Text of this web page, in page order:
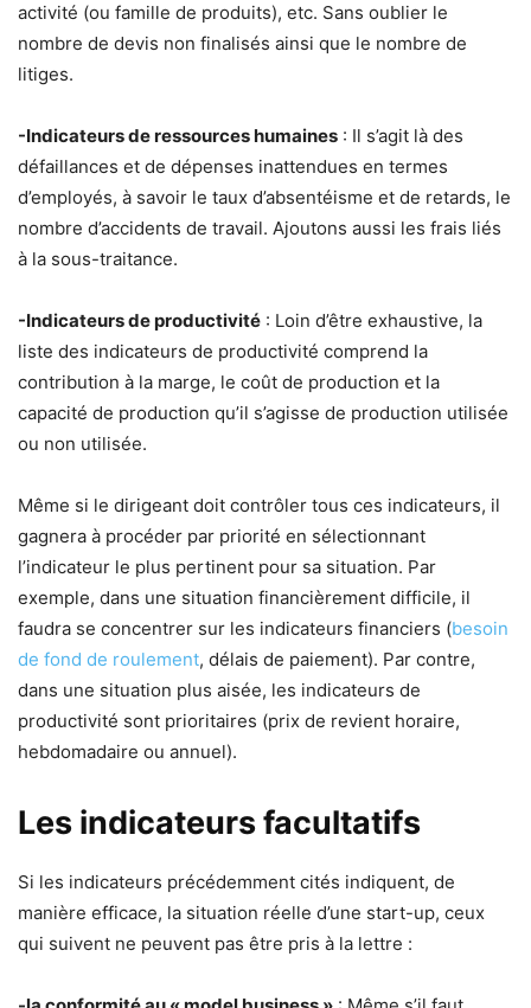
activité (ou famille de produits), etc. Sans oublier le
nombre de devis non finalisés ainsi que le nombre de
litiges.
-Indicateurs de ressources humaines : Il s’agit là des
défaillances et de dépenses inattendues en termes
d’employés, à savoir le taux d’absentéisme et de retards, le
nombre d’accidents de travail. Ajoutons aussi les frais liés
à la sous-traitance.
-Indicateurs de productivité : Loin d’être exhaustive, la
liste des indicateurs de productivité comprend la
contribution à la marge, le coût de production et la
capacité de production qu’il s’agisse de production utilisée
ou non utilisée.
Même si le dirigeant doit contrôler tous ces indicateurs, il
gagnera à procéder par priorité en sélectionnant
l’indicateur le plus pertinent pour sa situation. Par
exemple, dans une situation financièrement difficile, il
faudra se concentrer sur les indicateurs financiers (besoin
de fond de roulement, délais de paiement). Par contre,
dans une situation plus aisée, les indicateurs de
productivité sont prioritaires (prix de revient horaire,
hebdomadaire ou annuel).
Les indicateurs facultatifs
Si les indicateurs précédemment cités indiquent, de
manière efficace, la situation réelle d’une start-up, ceux
qui suivent ne peuvent pas être pris à la lettre :